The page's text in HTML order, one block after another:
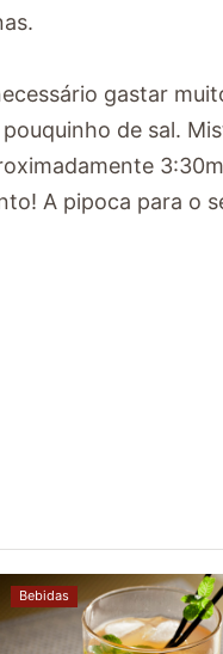
gastar
de sal.
A pipoca para o
Bebidas